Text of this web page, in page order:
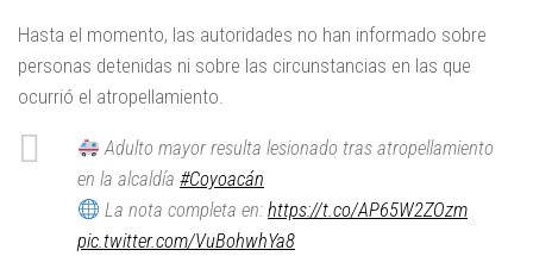
Hasta el momento, las autoridades no han informado sobre
personas detenidas ni sobre las circunstancias en las que
ocurrió el atropellamiento.
Adulto mayor resulta lesionado tras atropellamiento
en la alcaldía #Coyoacán
La nota completa en:https://t.co/AP65W2ZOzm
pic.twitter.com/VuBohwhYa8